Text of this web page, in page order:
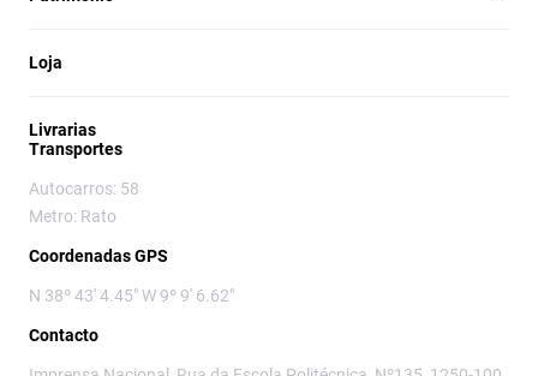
Loja
Livrarias
Transportes
Autocarros: 58
Metro: Rato
Coordenadas GPS
N 38º 43' 4.45" W 9º 9' 6.62"
Contacto